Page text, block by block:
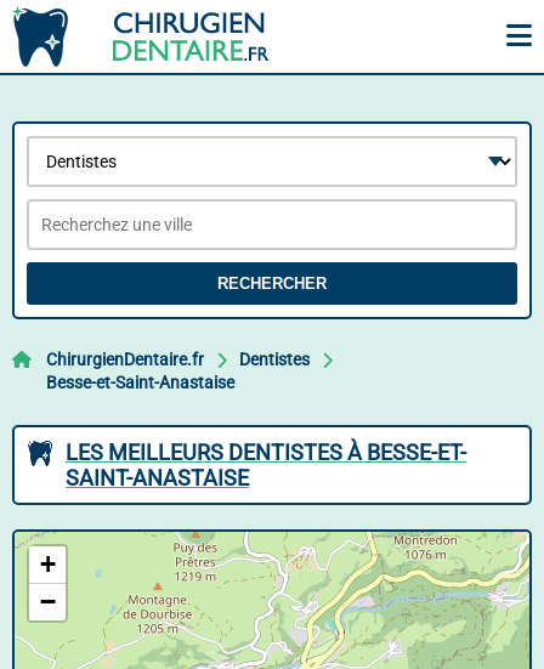
RECHERCHER
ChirurgienDentaire.fr
Dentistes
Besse-et-Saint-Anastaise
LES MEILLEURS DENTISTES À BESSE-ET-
SAINT-ANASTAISE
+
−